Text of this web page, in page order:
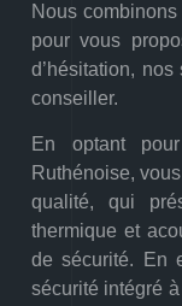
Nous
pour vous
d’hésitation,
conseiller.
En optant
Ruthénoise,
qualité, qui
thermique et
de sécurité. En
sécurité intégré